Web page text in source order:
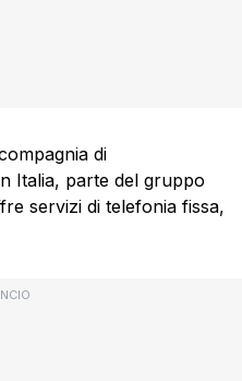
di
Italia, parte del gruppo
servizi di telefonia fissa,